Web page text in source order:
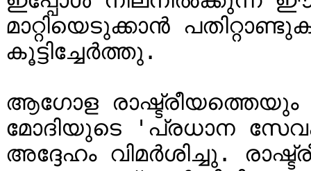
മാറ്റിയെടുക്കാൻ
കൂട്ടിച്ചേർത്തു.
ആഗോള രാഷ്ട്രീയത്തെയും
മോദിയുടെ 'പ്രധാന
അദ്ദേഹം വിമർശിച്ചു.